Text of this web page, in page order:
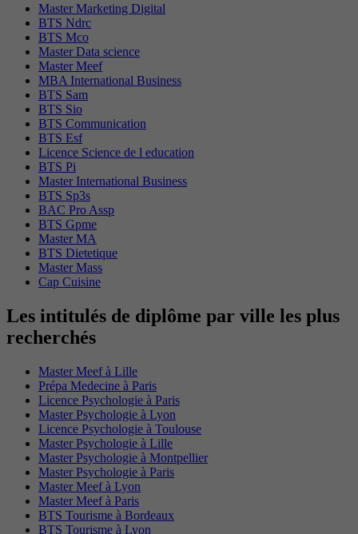
Master Marketing Digital
BTS Ndrc
BTS Mco
Master Data science
Master Meef
MBA International Business
BTS Sam
BTS Sio
BTS Communication
BTS Esf
Licence Science de l education
BTS Pi
Master International Business
BTS Sp3s
BAC Pro Assp
BTS Gpme
Master MA
BTS Dietetique
Master Mass
Cap Cuisine
Les intitulés de diplôme par ville les plus
recherchés
Master Meef à Lille
Prépa Medecine à Paris
Licence Psychologie à Paris
Master Psychologie à Lyon
Licence Psychologie à Toulouse
Master Psychologie à Lille
Master Psychologie à Montpellier
Master Psychologie à Paris
Master Meef à Lyon
Master Meef à Paris
BTS Tourisme à Bordeaux
BTS Tourisme à Lyon